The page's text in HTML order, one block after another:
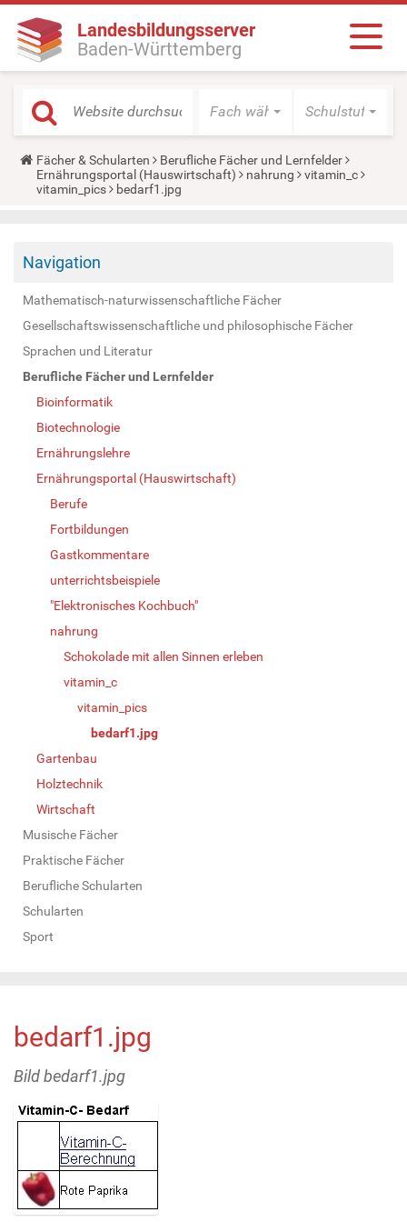
Landesbildungsserver
Baden-Württemberg
Fach wählen Schulstufe
Y
o
u
e
:
Fächer & Schularten
Berufliche Fächer und Lernfelder
Ernährungsportal (Hauswirtschaft)
nahrung
vitamin_c
vitamin_pics
bedarf1.jpg
Navigation
Mathematisch-naturwissenschaftliche Fächer
Gesellschaftswissenschaftliche und philosophische Fächer
Sprachen und Literatur
Berufliche Fächer und Lernfelder
Bioinformatik
Biotechnologie
Ernährungslehre
Ernährungsportal (Hauswirtschaft)
Berufe
Fortbildungen
Gastkommentare
unterrichtsbeispiele
"Elektronisches Kochbuch"
nahrung
Schokolade mit allen Sinnen erleben
vitamin_c
vitamin_pics
bedarf1.jpg
Gartenbau
Holztechnik
Wirtschaft
Musische Fächer
Praktische Fächer
Berufliche Schularten
Schularten
Sport
bedarf1.jpg
Bild bedarf1.jpg